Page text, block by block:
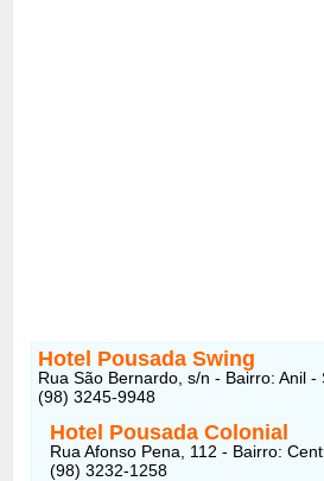
Hotel Pousada Swing
Rua São Bernardo, s/n - Bairro: Anil -
(98) 3245-9948
Hotel Pousada Colonial
Rua Afonso Pena, 112 - Bairro:
(98) 3232-1258